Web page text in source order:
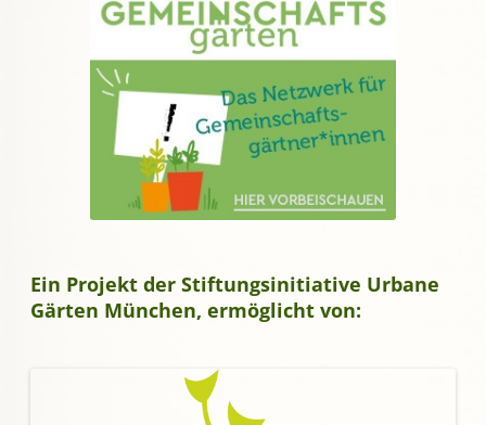
Ein Projekt der Stiftungsinitiative Urbane
Gärten München, ermöglicht von: